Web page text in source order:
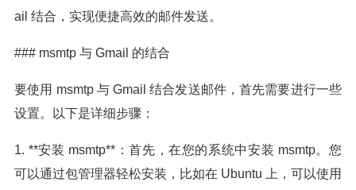
ail 结合，实现便捷高效的邮件发送。
### msmtp 与 Gmail 的结合
要使用 msmtp 与 Gmail 结合发送邮件，首先需要进行一些
设置。以下是详细步骤：
1. **安装 msmtp**：首先，在您的系统中安装 msmtp。您
可以通过包管理器轻松安装，比如在 Ubuntu 上，可以使用